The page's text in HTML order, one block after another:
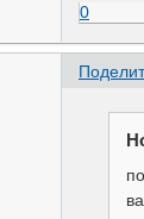
0